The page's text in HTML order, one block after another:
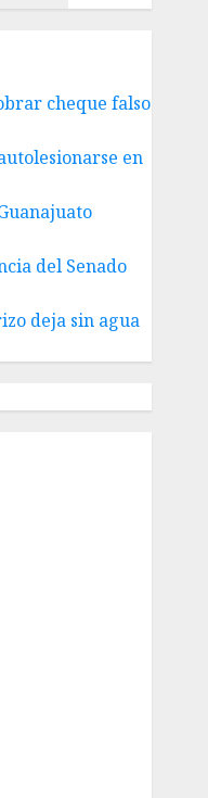
cheque falso
en
del Senado
deja sin agua